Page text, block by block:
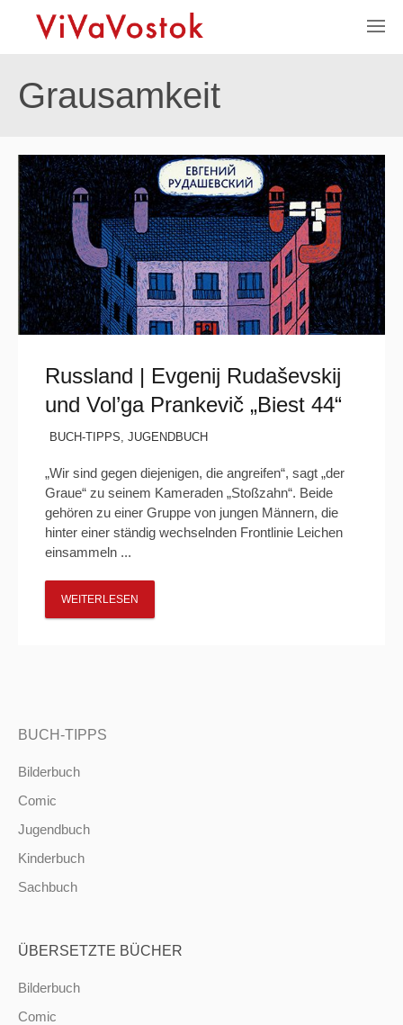
Grausamkeit
Russland | Evgenij Rudaševskij
und Vol’ga Prankevič „Biest 44“
BUCH-TIPPS, JUGENDBUCH
„Wir sind gegen diejenigen, die angreifen“, sagt „der
Graue“ zu seinem Kameraden „Stoßzahn“. Beide
gehören zu einer Gruppe von jungen Männern, die
hinter einer ständig wechselnden Frontlinie Leichen
einsammeln ...
WEITERLESEN
BUCH-TIPPS
Bilderbuch
Comic
Jugendbuch
Kinderbuch
Sachbuch
ÜBERSETZTE BÜCHER
Bilderbuch
Comic